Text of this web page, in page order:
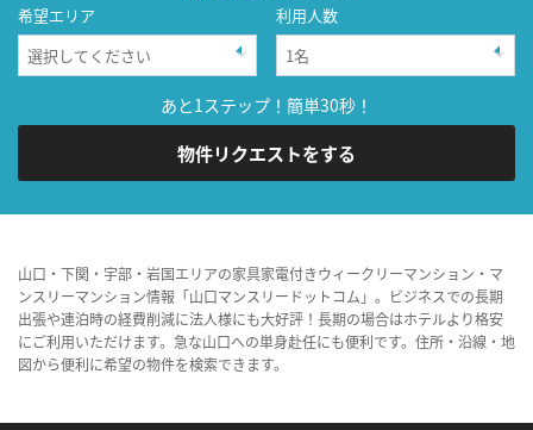
希望エリア
利用人数
あと1ステップ！簡単30秒！
物件リクエストをする
山口・下関・宇部・岩国エリアの家具家電付きウィークリーマンション・マ
ンスリーマンション情報「山口マンスリードットコム」。ビジネスでの長期
出張や連泊時の経費削減に法人様にも大好評！長期の場合はホテルより格安
にご利用いただけます。急な山口への単身赴任にも便利です。住所・沿線・地
図から便利に希望の物件を検索できます。